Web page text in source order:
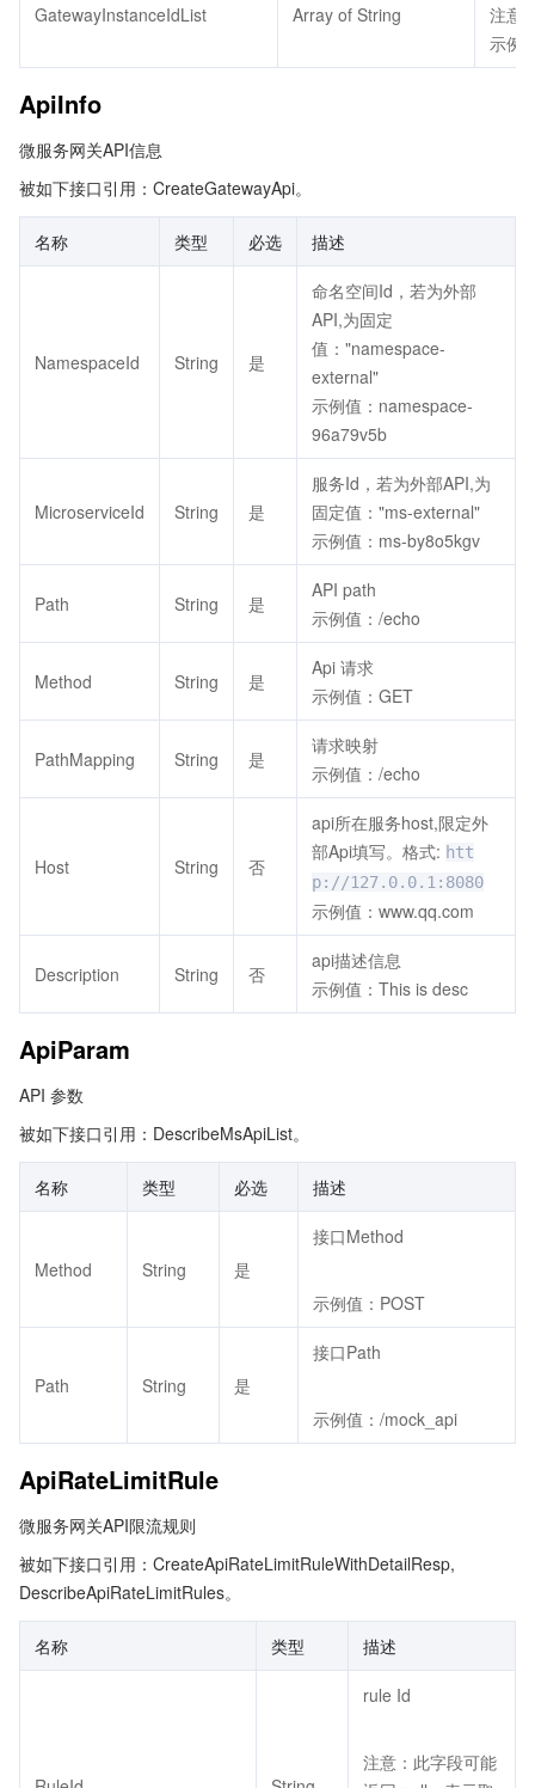
GatewayInstanceIdList Array of String
注意
示例
ApiInfo
微服务网关API信息
被如下接口引用：CreateGatewayApi。
名称 类型 必选 描述
NamespaceId String 是
命名空间Id，若为外部
API,为固定
值："namespace-
external"
示例值：namespace-
96a79v5b
MicroserviceId String 是
服务Id，若为外部API,为
固定值："ms-external"
示例值：ms-by8o5kgv
Path String 是
API path
示例值：/echo
Method String 是
Api 请求
示例值：GET
PathMapping String 是
请求映射
示例值：/echo
Host String 否
api所在服务host,限定外
部Api填写。格式: htt
p://127.0.0.1:8080
示例值：www.qq.com
Description String 否
api描述信息
示例值：This is desc
ApiParam
API 参数
被如下接口引用：DescribeMsApiList。
名称 类型 必选 描述
Method String 是
接口Method
示例值：POST
Path String 是
接口Path
示例值：/mock_api
ApiRateLimitRule
微服务网关API限流规则
被如下接口引用：CreateApiRateLimitRuleWithDetailResp,
DescribeApiRateLimitRules。
名称 类型 描述
rule Id
注意：此字段可能